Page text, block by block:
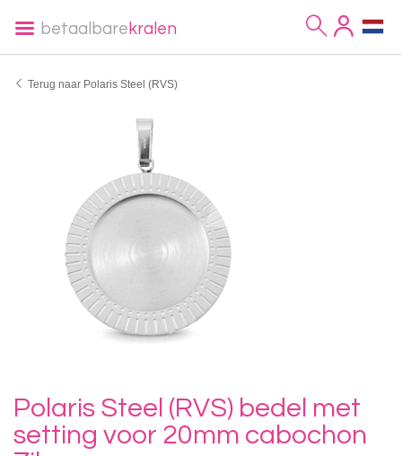
betaalbare kralen
Terug naar Polaris Steel (RVS)
Polaris Steel (RVS) bedel met
setting voor 20mm cabochon